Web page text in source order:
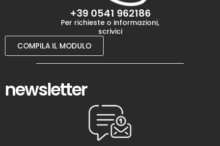
+39 0541 962186
Per richieste o informazioni,
scrivici
COMPILA IL MODULO
newsletter